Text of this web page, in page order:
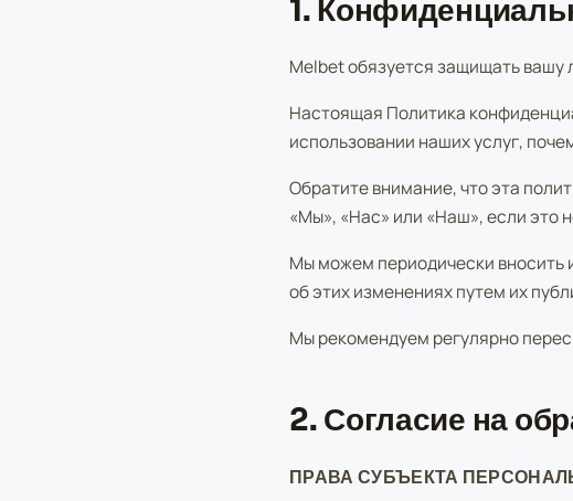
1.
Melbet обязуется защищать
Настоящая Политика
использовании наших услуг,
Обратите внимание, что эта
«Мы», «Нас» или «Наш», если это
Мы можем периодически вносить
об этих изменениях путем их
Мы рекомендуем регулярно
2. Согласие на
ПРАВА СУБЪЕКТА